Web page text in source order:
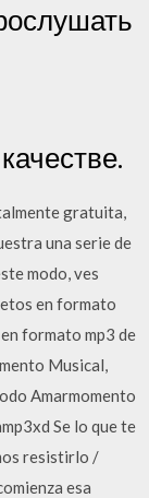
gratuita,
una serie de
modo, ves
en formato
formato mp3 de
Musical,
Amarmomento
Se lo que te
resistirlo /
esa